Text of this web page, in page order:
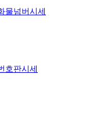
물넘버시세
호판시세